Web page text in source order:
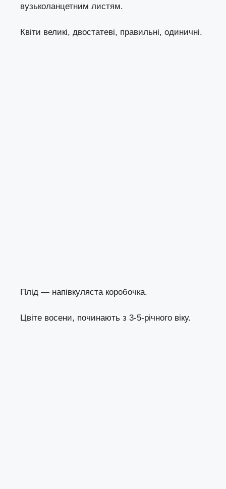
вузьколанцетним листям.
Квіти великі, двостатеві, правильні, одиничні.
Плід — напівкуляста коробочка.
Цвіте восени, починають з 3-5-річного віку.